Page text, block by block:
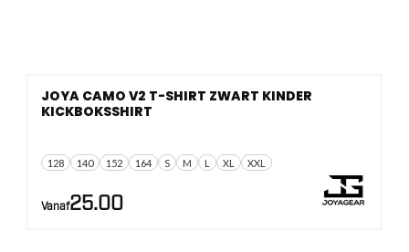
128 140 152 164 S M L XL XXL
JOYA CAMO V2 T-SHIRT ZWART KINDER
KICKBOKSSHIRT
Vanaf25.00